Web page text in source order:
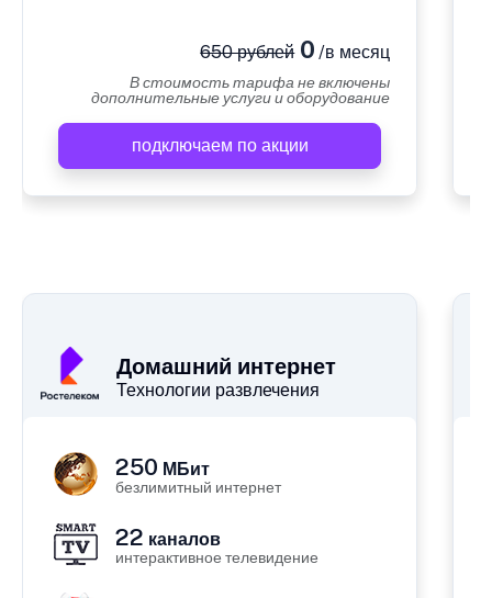
650 рублей0 /в месяц
В стоимость тарифа не включены
дополнительные услуги и оборудование
подключаем по акции
Домашний интернет
Технологии развлечения
250 МБит
безлимитный интернет
22 каналов
интерактивное телевидение